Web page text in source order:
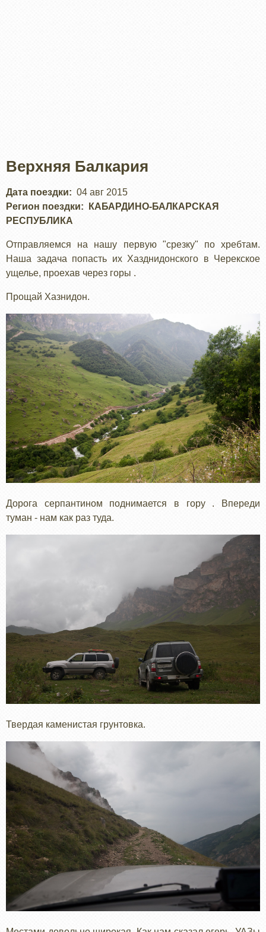
Верхняя Балкария
Дата поездки
04 авг 2015
Регион поездки
КАБАРДИНО-БАЛКАРСКАЯ
РЕСПУБЛИКА
Отправляемся на нашу первую "срезку" по хребтам.
Наша задача попасть их Хазднидонского в Черекское
ущелье, проехав через горы .
Прощай Хазнидон.
Дорога серпантином поднимается в гору . Впереди
туман - нам как раз туда.
Твердая каменистая грунтовка.